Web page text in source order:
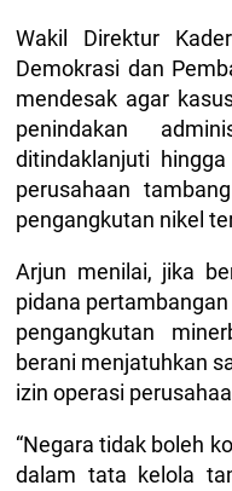
Wakil Direktur
Demokrasi dan
mendesak agar
penindakan
ditindaklanjuti
perusahaan
pengangkutan nikel
Arjun menilai, jika
pidana
pengangkutan
berani menjatuhkan
izin operasi
“Negara tidak boleh
dalam tata kelola